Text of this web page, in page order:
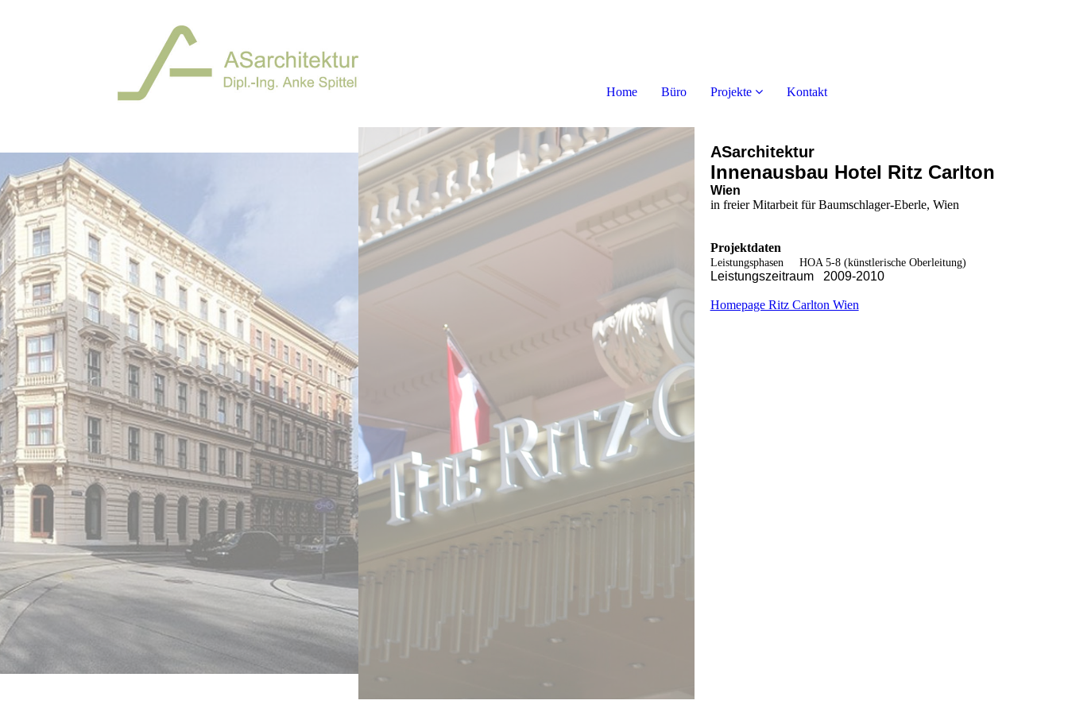
Home Büro Projekte Kontakt
ASarchitektur
Innenausbau Hotel Ritz Carlton
Wien
in freier Mitarbeit für Baumschlager-Eberle, Wien
Projektdaten
Leistungsphasen HOA 5-8 (künstlerische Oberleitung)
Leistungszeitraum 2009-2010
Homepage Ritz Carlton Wien